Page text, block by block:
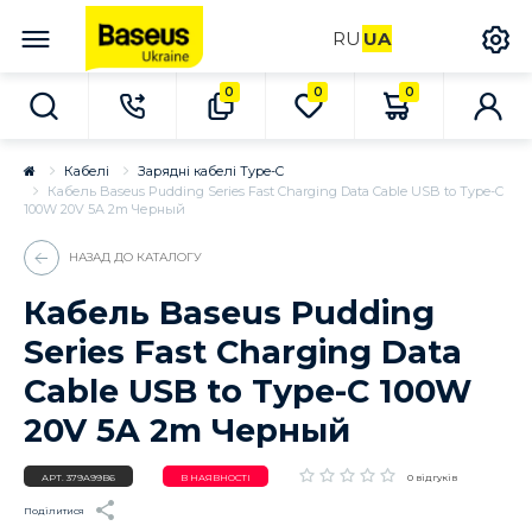
RU UA
0 0 0
Кабелі
Зарядні кабелі Type-C
Кабель Baseus Pudding Series Fast Charging Data Cable USB to Type-C
100W 20V 5A 2m Черный
НАЗАД ДО КАТАЛОГУ
Кабель Baseus Pudding
Series Fast Charging Data
Cable USB to Type-C 100W
20V 5A 2m Черный
АРТ. 379A99B6 В НАЯВНОСТІ 0 відгуків
Поділитися